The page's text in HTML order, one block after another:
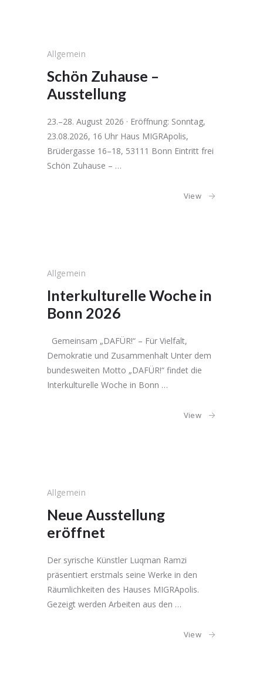
Allgemein
Schön Zuhause –
Ausstellung
23.–28. August 2026 · Eröffnung: Sonntag,
23.08.2026, 16 Uhr Haus MIGRApolis,
Brüdergasse 16–18, 53111 Bonn Eintritt frei
Schön Zuhause – …
View
Allgemein
Interkulturelle Woche in
Bonn 2026
Gemeinsam „DAFÜR!“ – Für Vielfalt,
Demokratie und Zusammenhalt Unter dem
bundesweiten Motto „DAFÜR!“ findet die
Interkulturelle Woche in Bonn …
View
Allgemein
Neue Ausstellung
eröffnet
Der syrische Künstler Luqman Ramzi
präsentiert erstmals seine Werke in den
Räumlichkeiten des Hauses MIGRApolis.
Gezeigt werden Arbeiten aus den …
View